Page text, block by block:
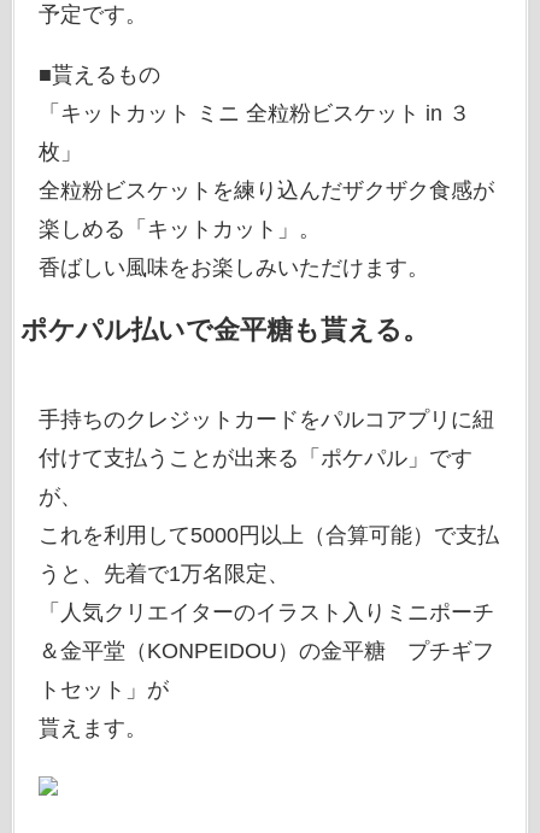
予定です。
■貰えるもの
「キットカット ミニ 全粒粉ビスケット in ３
枚」
全粒粉ビスケットを練り込んだザクザク食感が
楽しめる「キットカット」。
香ばしい風味をお楽しみいただけます。
ポケパル払いで金平糖も貰える。
手持ちのクレジットカードをパルコアプリに紐
付けて支払うことが出来る「ポケパル」です
が、
これを利用して5000円以上（合算可能）で支払
うと、先着で1万名限定、
「人気クリエイターのイラスト入りミニポーチ
＆金平堂（KONPEIDOU）の金平糖 プチギフ
トセット」が
貰えます。